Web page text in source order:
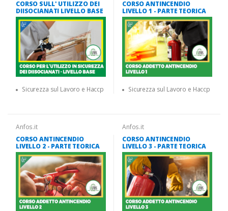
CORSO SULL' UTILIZZO DEI
DIISOCIANATI LIVELLO BASE
Sicurezza sul Lavoro e Haccp
CORSO ANTINCENDIO
LIVELLO 1 - PARTE TEORICA
Sicurezza sul Lavoro e Haccp
Anfos.it
CORSO ANTINCENDIO
LIVELLO 2 - PARTE TEORICA
Anfos.it
CORSO ANTINCENDIO
LIVELLO 3 - PARTE TEORICA